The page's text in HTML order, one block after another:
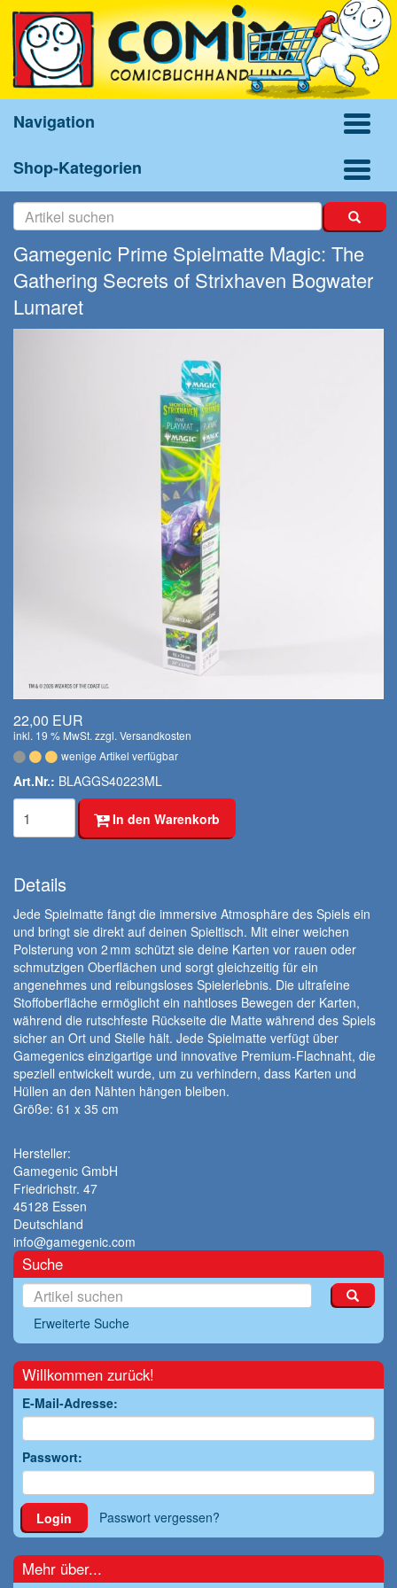
Navigation
Shop-Kategorien
Gamegenic Prime Spielmatte Magic: The
Gathering Secrets of Strixhaven Bogwater
Lumaret
22,00 EUR
inkl. 19 % MwSt. zzgl. Versandkosten
wenige Artikel verfügbar
Art.Nr.: BLAGGS40223ML
In den Warenkorb
Details
Jede Spielmatte fängt die immersive Atmosphäre des Spiels ein
und bringt sie direkt auf deinen Spieltisch. Mit einer weichen
Polsterung von 2 mm schützt sie deine Karten vor rauen oder
schmutzigen Oberflächen und sorgt gleichzeitig für ein
angenehmes und reibungsloses Spielerlebnis. Die ultrafeine
Stoffoberfläche ermöglicht ein nahtloses Bewegen der Karten,
während die rutschfeste Rückseite die Matte während des Spiels
sicher an Ort und Stelle hält. Jede Spielmatte verfügt über
Gamegenics einzigartige und innovative Premium-Flachnaht, die
speziell entwickelt wurde, um zu verhindern, dass Karten und
Hüllen an den Nähten hängen bleiben.
Größe: 61 x 35 cm
Hersteller:
Gamegenic GmbH
Friedrichstr. 47
45128 Essen
Deutschland
info@gamegenic.com
Suche
Erweiterte Suche
Willkommen zurück!
E-Mail-Adresse:
Passwort:
Login Passwort vergessen?
Mehr über...